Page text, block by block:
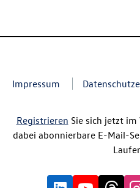
Impressum
Registrieren Sie sich jetzt
dabei abonnierbare E-Mail-